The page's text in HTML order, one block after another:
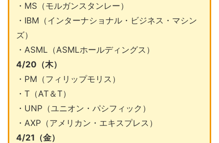
・MS（モルガンスタンレー）
・IBM（インターナショナル・ビジネス・マシン
ズ）
・ASML（ASMLホールディングス）
4/20（木）
・PM（フィリップモリス）
・T（AT＆T）
・UNP（ユニオン・パシフィック）
・AXP（アメリカン・エキスプレス）
4/21（金）